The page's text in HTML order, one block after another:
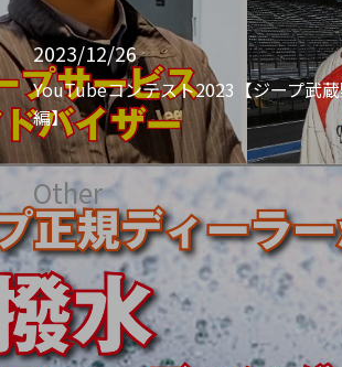
2023/12/26
YouTubeコンテスト2023【ジープ武
編】
Other